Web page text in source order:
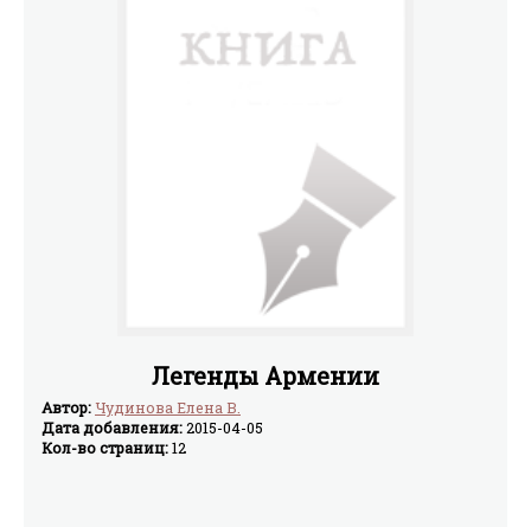
Легенды Армении
Автор:Чудинова Елена В.
Дата добавления:2015-04-05
Кол-во страниц:12